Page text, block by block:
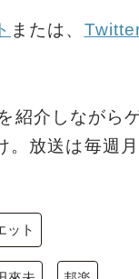
または、
紹介しながら
。放送は毎週月
ット